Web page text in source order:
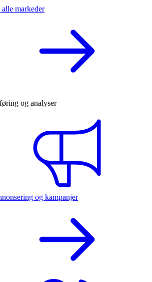
alle markeder
og analyser
og kampanjer